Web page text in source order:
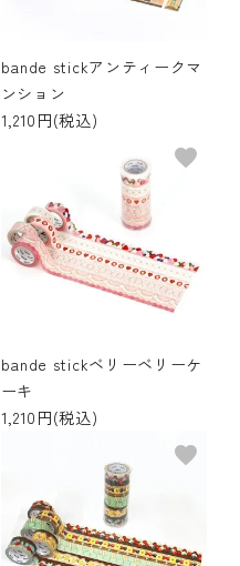
bande stickアンティークマ
ンション
1,210円(税込)
bande stickベリーベリーケ
ーキ
1,210円(税込)
favorite
favorite